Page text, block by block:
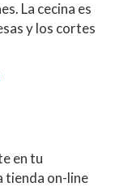
La cecina es
y los cortes
en tu
tienda on-line